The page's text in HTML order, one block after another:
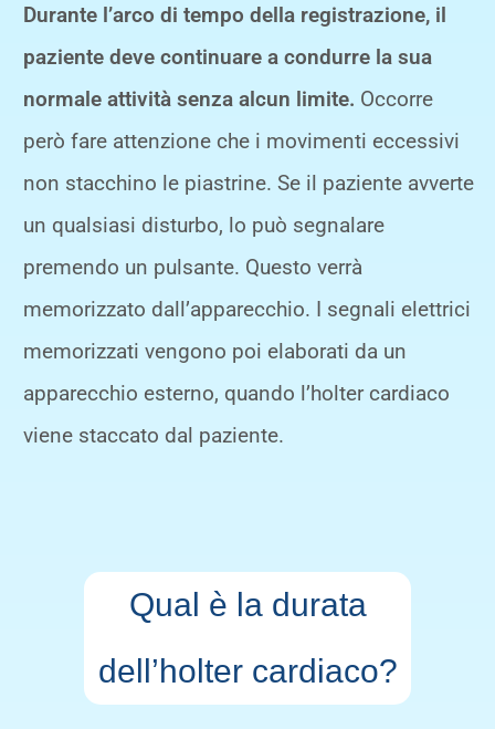
Durante l’arco di tempo della registrazione, il
paziente deve continuare a condurre la sua
normale attività senza alcun limite. Occorre
però fare attenzione che i movimenti eccessivi
non stacchino le piastrine. Se il paziente avverte
un qualsiasi disturbo, lo può segnalare
premendo un pulsante. Questo verrà
memorizzato dall’apparecchio. I segnali elettrici
memorizzati vengono poi elaborati da un
apparecchio esterno, quando l’holter cardiaco
viene staccato dal paziente.
Qual è la durata
dell’holter cardiaco?